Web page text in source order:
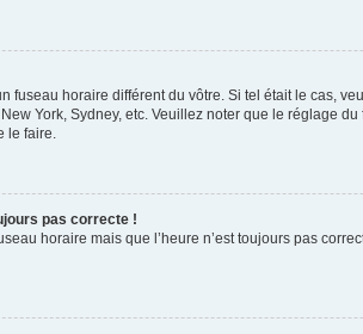
fuseau horaire différent du vôtre. Si tel était le cas,
York, Sydney, etc. Veuillez noter que le réglage
le faire.
pas correcte !
horaire mais que l’heure n’est toujours pas